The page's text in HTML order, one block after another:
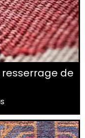
de